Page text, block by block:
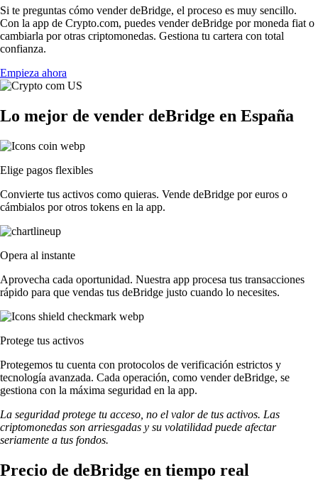
Si te preguntas cómo vender deBridge, el proceso es muy sencillo.
Con la app de Crypto.com, puedes vender deBridge por moneda fiat o
cambiarla por otras criptomonedas. Gestiona tu cartera con total
confianza.
Empieza ahora
Lo mejor de vender deBridge en España
Elige pagos flexibles
Convierte tus activos como quieras. Vende deBridge por euros o
cámbialos por otros tokens en la app.
Opera al instante
Aprovecha cada oportunidad. Nuestra app procesa tus transacciones
rápido para que vendas tus deBridge justo cuando lo necesites.
Protege tus activos
Protegemos tu cuenta con protocolos de verificación estrictos y
tecnología avanzada. Cada operación, como vender deBridge, se
gestiona con la máxima seguridad en la app.
La seguridad protege tu acceso, no el valor de tus activos. Las
criptomonedas son arriesgadas y su volatilidad puede afectar
seriamente a tus fondos.
Precio de deBridge en tiempo real